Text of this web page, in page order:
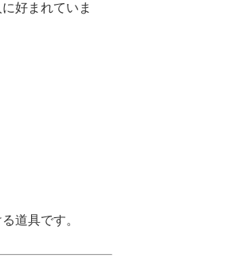
好まれていま
道具です。